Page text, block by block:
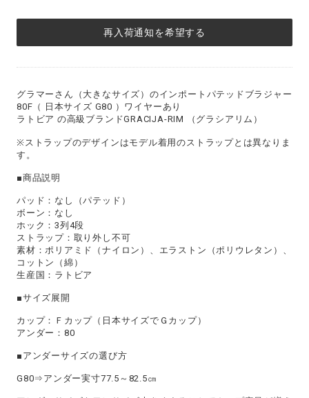
再入荷通知を希望する
グラマーさん（大きなサイズ）のインポートパテッドブラジャー
80F（ 日本サイズ G80 ）ワイヤーあり
ラトビア の高級ブランドGRACIJA-RIM （グラシアリム）
※ストラップのデザインはモデル着用のストラップとは異なりま
す。
■商品説明
パッド：なし（パテッド）
ボーン：なし
ホック：3列4段
ストラップ：取り外し不可
素材：ポリアミド（ナイロン）、エラストン（ポリウレタン）、
コットン（綿）
生産国：ラトビア
■サイズ展開
カップ：Ｆカップ（日本サイズでＧカップ）
アンダー：80
■アンダーサイズの選び方
G80⇒アンダー実寸77.5～82.5㎝